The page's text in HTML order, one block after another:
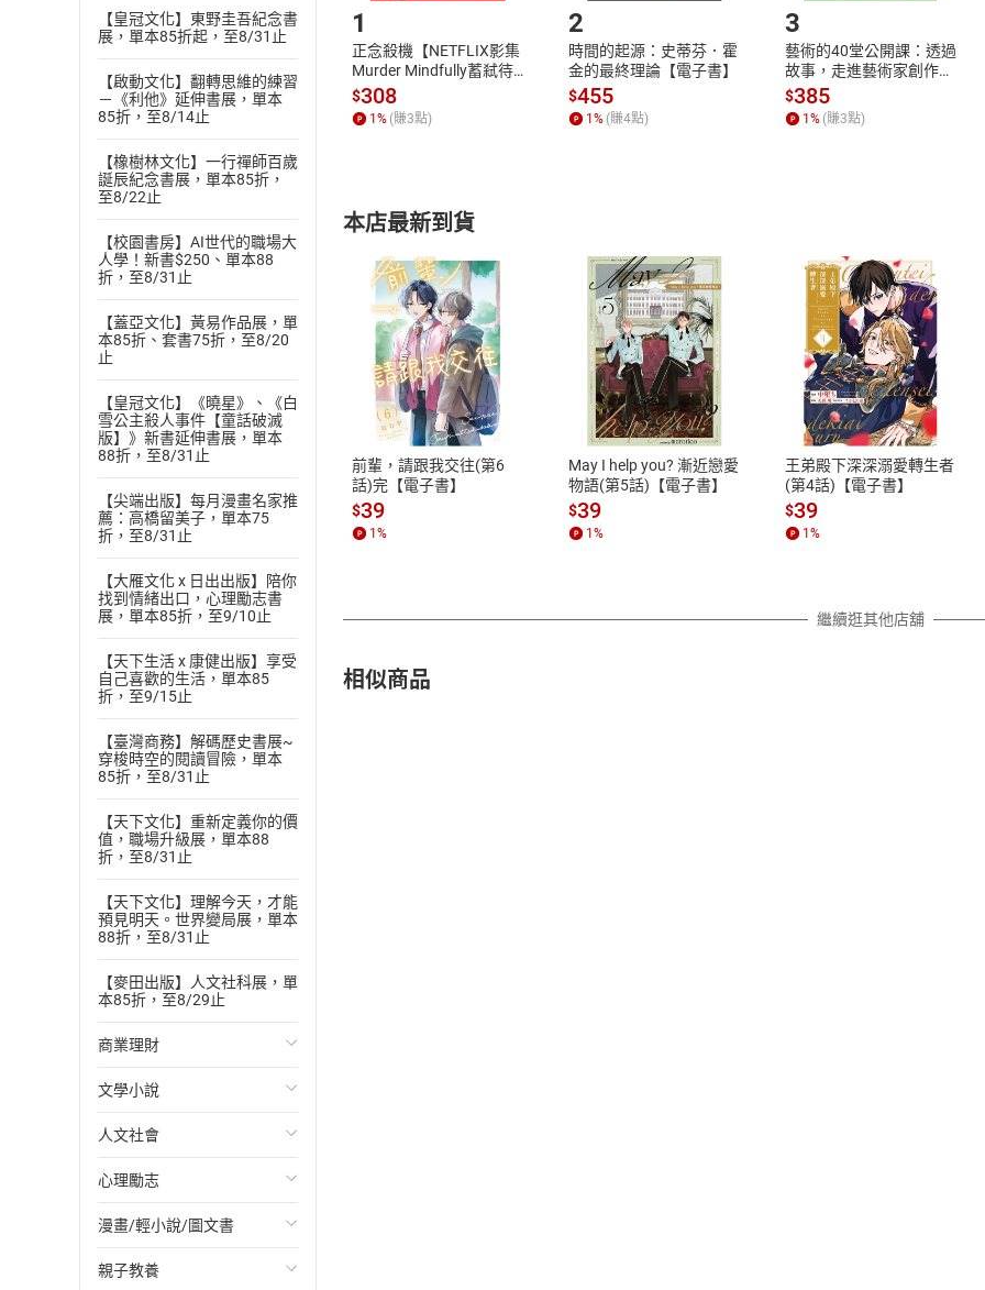
【皇冠文化】東野圭吾紀念書
展，單本85折起，至8/31止
【啟動文化】翻轉思維的練習
－《利他》延伸書展，單本
85折，至8/14止
【橡樹林文化】一行禪師百歲
誕辰紀念書展，單本85折，
至8/22止
【校園書房】AI世代的職場大
人學！新書$250、單本88
折，至8/31止
【蓋亞文化】黃易作品展，單
本85折、套書75折，至8/20
止
【皇冠文化】《曉星》、《白
雪公主殺人事件【童話破滅
版】》新書延伸書展，單本
88折，至8/31止
【尖端出版】每月漫畫名家推
薦：高橋留美子，單本75
折，至8/31止
【大雁文化 x 日出出版】陪你
找到情緒出口，心理勵志書
展，單本85折，至9/10止
【天下生活 x 康健出版】享受
自己喜歡的生活，單本85
折，至9/15止
【臺灣商務】解碼歷史書展~
穿梭時空的閱讀冒險，單本
85折，至8/31止
【天下文化】重新定義你的價
值，職場升級展，單本88
折，至8/31止
【天下文化】理解今天，才能
預見明天。世界變局展，單本
88折，至8/31止
【麥田出版】人文社科展，單
本85折，至8/29止
商業理財
投資理財
經濟/趨勢
財務/金融
管理/領導
職場工作術
文學小說
歐美文學
日本文學
韓國文學
華文文學
人文社會
國際關係
政治
社會科學
心理勵志
心靈成長/情緒
人際關係
漫畫/輕小說/圖文書
輕小說
親子教養
付款方式
ATM轉帳、信用卡、LINE PAY、AFTEE
退換貨規範
本店是否提供消費者保護法七日猶
之權利，遽消費者保護法及通訊交
除權合理例外情事適用準則，依商
質各有不同規定。詳細退換貨說明
照各商品說明。
1
正念殺機【NETFLIX影集
Murder Mindfully蓄弒待
發】【電子書】
$308
1 % (賺3點)
2
時間的起源：史蒂芬．霍
金的最終理論【電子書】
$455
1 % (賺4點)
3
藝術的40堂公開課：透過
故事，走進藝術家創作現
場，看藝術如何誕生、如
何形塑人類生活【電子
書】
$385
1 % (賺3點)
本店最新到貨
前輩，請跟我交往(第6
話)完【電子書】
$39
1 %
May I help you? 漸近戀愛
物語(第5話)【電子書】
$39
1 %
王弟殿下深深溺愛轉生者
(第4話)【電子書】
$39
1 %
繼續逛其他店舖
相似商品